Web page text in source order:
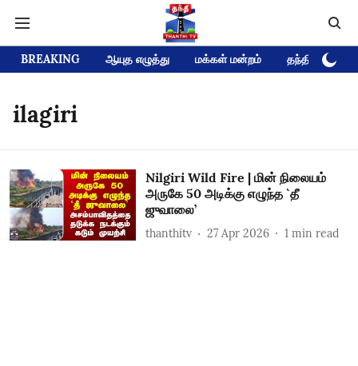
BREAKING ஆயுத எழுத்து மக்கள் மன்றம் தந்தி டிவி
ilagiri
Nilgiri Wild Fire | மின் நிலையம்
அருகே 50 அடிக்கு எழுந்த `தீ
ஜுவாலை’
thanthitv 27 Apr 2026 1 min read